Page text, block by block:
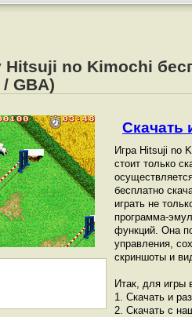
Hitsuji no Kimochi
GBA)
Скачать
Игра Hitsuji no
стоит только
бесплатно
играть не
программа-
функций. Она
управления,
скриншоты и
Итак, для игры
1. Скачать и
2. Скачать с